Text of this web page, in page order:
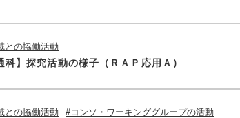
との協働活動
科】探究活動の様子（ＲＡＰ応用Ａ）
との協働活動 #コンソ・ワーキンググループの活動